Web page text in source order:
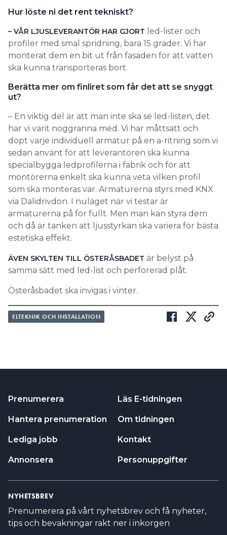
Hur löste ni det rent tekniskt?
– VÅR LJUSLEVERANTÖR HAR GJORT led-lister och
profiler med smal spridning, bara 15 grader. Vi har
monterat dem en bit ut från fasaden för att vatten
ska kunna transporteras bort.
Berätta mer om finliret som får det att se snyggt
ut?
– En viktig del är att man inte ska se led-listen, det
har vi varit noggranna med. Vi har måttsatt och
döpt varje individuell armatur på en a-ritning som vi
sedan använt för att leverantören ska kunna
specialbygga ledprofilerna i fabrik och för att
montörerna enkelt ska kunna veta vilken profil
som ska monteras var. Armaturerna styrs med KNX
via Dalidrivdon. I nuläget när vi testar är
armaturerna på för fullt. Men man kan styra dem
och då är tanken att ljusstyrkan ska variera för bästa
estetiska effekt.
ÄVEN SKYLTEN TILL ÖSTERÅSBADET är belyst på
samma sätt med led-list och perforerad plåt.
Österåsbadet ska invigas i vinter.
ELTEKNIK OCH INSTALLATION
Prenumerera
Hantera prenumeration
Lediga jobb
Annonsera
Läs E-tidningen
Om tidningen
Kontakt
Personuppgifter
NYHETSBREV
Prenumerera på vårt nyhetsbrev och få nyheter,
tips och bevakningar rakt ner i inkorgen